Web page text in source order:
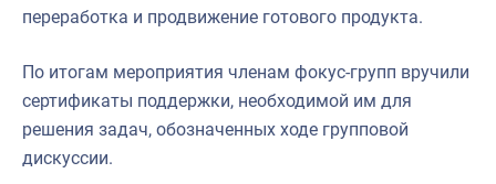
переработка и продвижение готового продукта.
По итогам мероприятия членам фокус-групп вручили
сертификаты поддержки, необходимой им для
решения задач, обозначенных ходе групповой
дискуссии.